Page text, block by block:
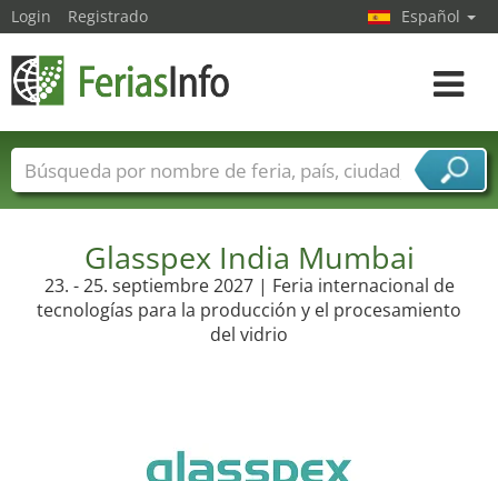
Glasspex India Mumbai
23. - 25. septiembre 2027 | Feria internacional de
tecnologías para la producción y el procesamiento
del vidrio
Login Registrado Español
toggle
Nombres de ferias Países
Ciudades
Sectores de proveedor de servicios